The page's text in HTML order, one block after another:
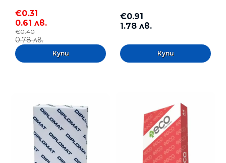
€0.31
0.61 лв.
€0.40
0.78 лв.
€0.91
1.78 лв.